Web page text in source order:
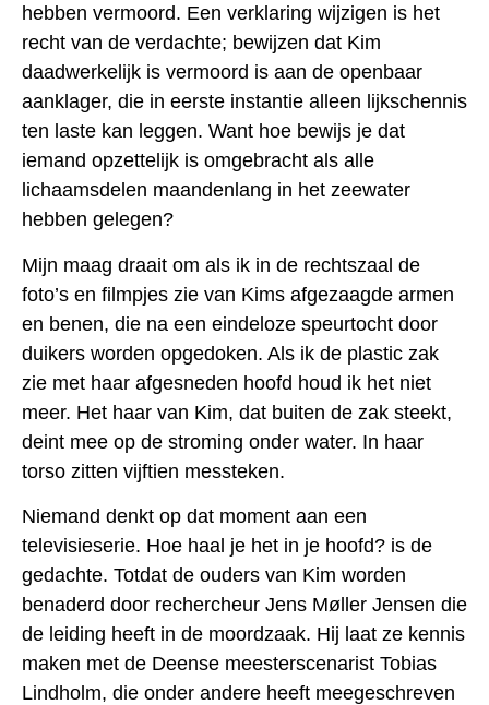
hebben vermoord. Een verklaring wijzigen is het
recht van de verdachte; bewijzen dat Kim
daadwerkelijk is vermoord is aan de openbaar
aanklager, die in eerste instantie alleen lijkschennis
ten laste kan leggen. Want hoe bewijs je dat
iemand opzettelijk is omgebracht als alle
lichaamsdelen maandenlang in het zeewater
hebben gelegen?
Mijn maag draait om als ik in de rechtszaal de
foto’s en filmpjes zie van Kims afgezaagde armen
en benen, die na een eindeloze speurtocht door
duikers worden opgedoken. Als ik de plastic zak
zie met haar afgesneden hoofd houd ik het niet
meer. Het haar van Kim, dat buiten de zak steekt,
deint mee op de stroming onder water. In haar
torso zitten vijftien messteken.
Niemand denkt op dat moment aan een
televisieserie. Hoe haal je het in je hoofd? is de
gedachte. Totdat de ouders van Kim worden
benaderd door rechercheur Jens Møller Jensen die
de leiding heeft in de moordzaak. Hij laat ze kennis
maken met de Deense meesterscenarist Tobias
Lindholm, die onder andere heeft meegeschreven